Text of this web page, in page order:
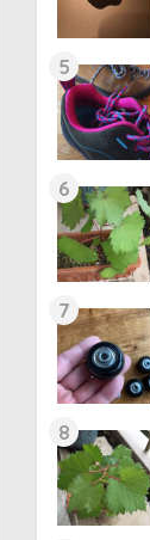
5
6
7
8